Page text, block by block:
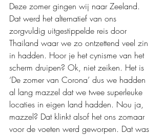
Deze zomer gingen wij naar Zeeland.
Dat werd het alternatief van ons
zorgvuldig uitgestippelde reis door
Thailand waar we zo ontzettend veel zin
in hadden. Hoor je het cynisme van het
scherm druipen? Ok, niet zeiken. Het is
‘De zomer van Corona’ dus we hadden
al lang mazzel dat we twee superleuke
locaties in eigen land hadden. Nou ja,
mazzel? Dat klinkt alsof het ons zomaar
voor de voeten werd geworpen. Dat was